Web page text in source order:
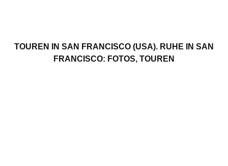
TOUREN IN SAN FRANCISCO (USA). RUHE IN SAN
FRANCISCO: FOTOS, TOUREN